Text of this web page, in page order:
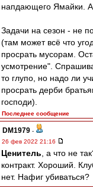
напдающего Ямайки.
Задачи на сезон - не
(там может всё что
просрать мусорам.
усмотрение".
то глупо, но надо ли
просрать дерби
господи).
Последнее сообщение
DM1979 -
26 фев 2022 21:16
Ценитель , а что не
контракт. Хороший.
нет. Нафиг убиваться?